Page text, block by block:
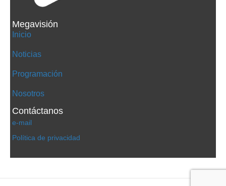
Megavisión
Inicio
Noticias
Programación
Nosotros
Contáctanos
e-mail
Política de privacidad